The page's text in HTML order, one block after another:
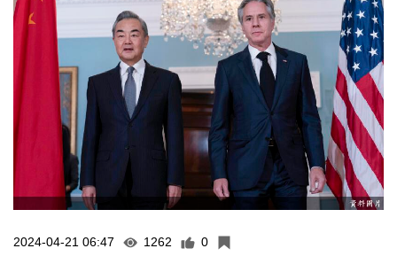
2024-04-21 06:47 1262 0